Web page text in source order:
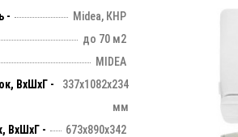
-
Midea, КНР
до 70 м2
MIDEA
ВхШхГ -
337х1082х234
мм
ВхШхГ -
673х890х342